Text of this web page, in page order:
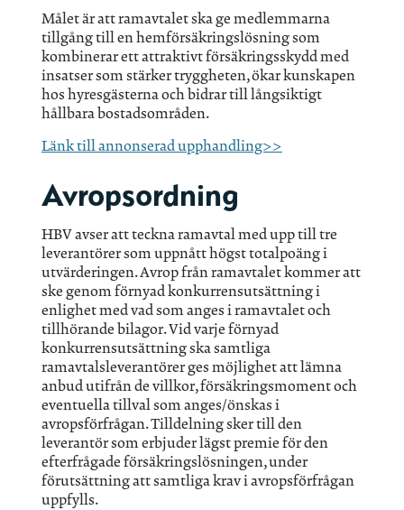
Målet är att ramavtalet ska ge medlemmarna
tillgång till en hemförsäkringslösning som
kombinerar ett attraktivt försäkringsskydd med
insatser som stärker tryggheten, ökar kunskapen
hos hyresgästerna och bidrar till långsiktigt
hållbara bostadsområden.
Länk till annonserad upphandling>>
Avropsordning
HBV avser att teckna ramavtal med upp till tre
leverantörer som uppnått högst totalpoäng i
utvärderingen. Avrop från ramavtalet kommer att
ske genom förnyad konkurrensutsättning i
enlighet med vad som anges i ramavtalet och
tillhörande bilagor. Vid varje förnyad
konkurrensutsättning ska samtliga
ramavtalsleverantörer ges möjlighet att lämna
anbud utifrån de villkor, försäkringsmoment och
eventuella tillval som anges/önskas i
avropsförfrågan. Tilldelning sker till den
leverantör som erbjuder lägst premie för den
efterfrågade försäkringslösningen, under
förutsättning att samtliga krav i avropsförfrågan
uppfylls.